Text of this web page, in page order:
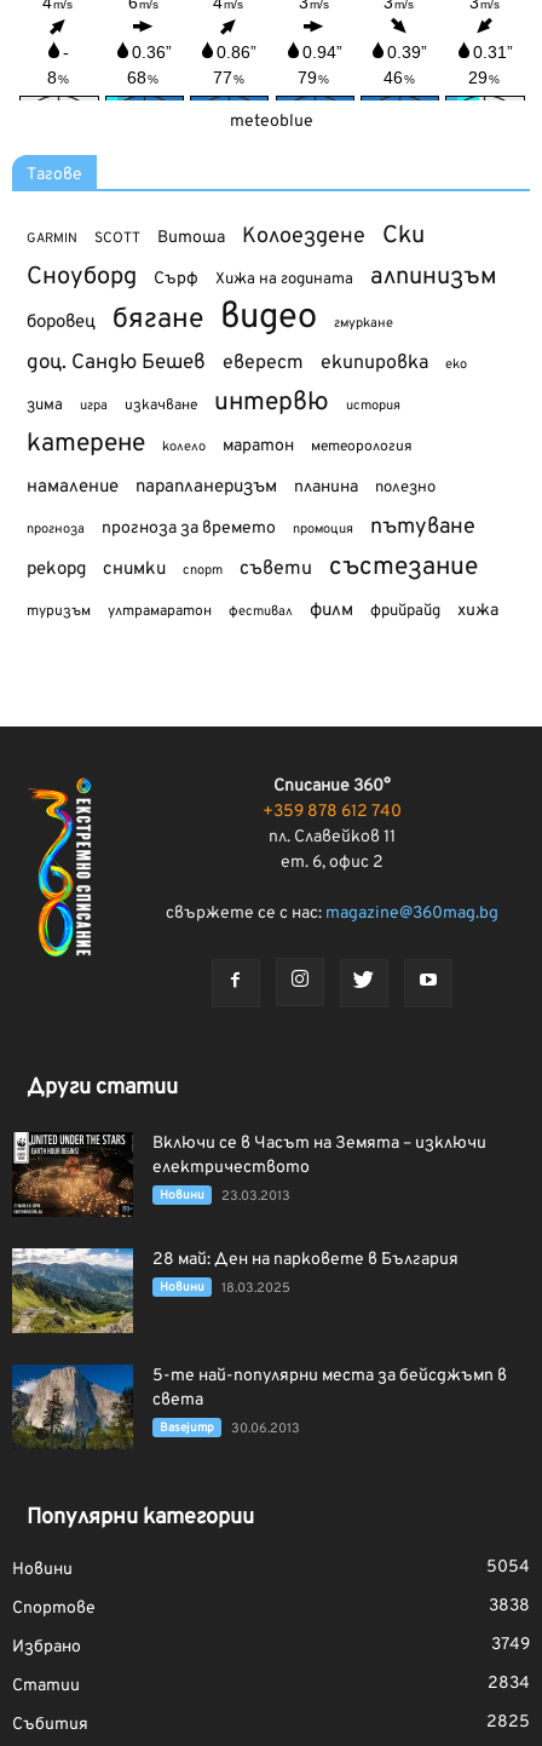
meteoblue
Тагове
GARMIN SCOTT Витоша Колоездене Ски
Сноуборд Сърф Хижа на годината алпинизъм
боровец бягане видео гмуркане
доц. Сандю Бешев еверест екипировка еко
зима игра изкачване интервю история
катерене колело маратон метеорология
намаление парапланеризъм планина полезно
прогноза прогноза за времето промоция пътуване
рекорд снимки спорт съвети състезание
туризъм ултрамаратон фестивал филм фрийрайд хижа
Списание 360°
+359 878 612 740
пл. Славейков 11
ет. 6, офис 2
свържете се с нас: magazine@360mag.bg
Други статии
Включи се в Часът на Земята – изключи
електричеството
Новини 23.03.2013
28 май: Ден на парковете в България
Новини 18.03.2025
5-те най-популярни места за бейсджъмп в
света
Basejump 30.06.2013
Популярни категории
Новини
5054
Спортове
3838
Избрано
3749
Статии
2834
Събития
2825